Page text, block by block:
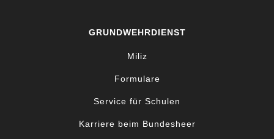
GRUNDWEHRDIENST
Miliz
Formulare
Service für Schulen
Karriere beim Bundesheer